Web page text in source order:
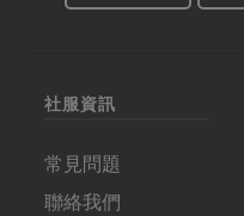
社服資訊
常見問題
聯絡我們